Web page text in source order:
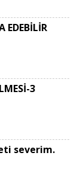
EDEBİLİR
3
severim.